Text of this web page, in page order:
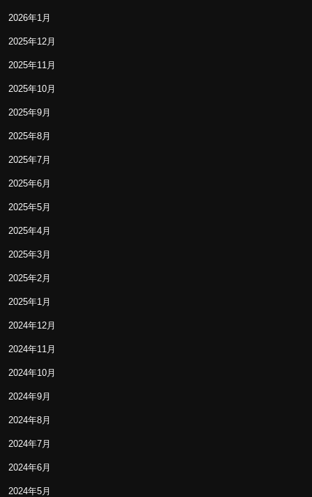
2026年1月
2025年12月
2025年11月
2025年10月
2025年9月
2025年8月
2025年7月
2025年6月
2025年5月
2025年4月
2025年3月
2025年2月
2025年1月
2024年12月
2024年11月
2024年10月
2024年9月
2024年8月
2024年7月
2024年6月
2024年5月